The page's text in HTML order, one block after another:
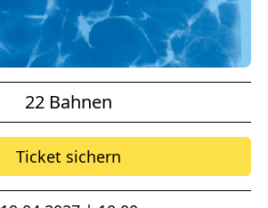
22 Bahnen
Ticket sichern